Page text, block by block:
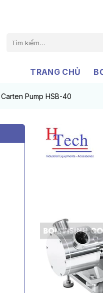
kiếm:
TRANG CHỦ
Pump HSB-40